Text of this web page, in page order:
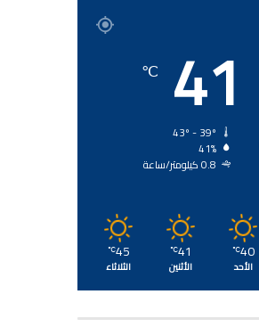
41
℃
41%
0.8 كيلومتر/ساعة
40
℃
الأحد
41
℃
الأثنين
45
℃
الثلاثاء